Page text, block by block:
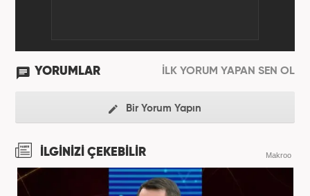
YORUMLAR İLK YORUM YAPAN SEN OL
Bir Yorum Yapın
İLGİNİZİ ÇEKEBİLİR Makroo